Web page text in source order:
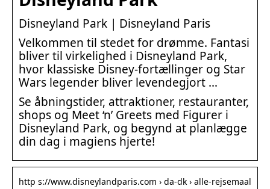
Disneyland Park | Disneyland Paris
Velkommen til stedet for drømme. Fantasi
bliver til virkelighed i Disneyland Park,
hvor klassiske Disney-fortællinger og Star
Wars legender bliver levendegjort …
Se åbningstider, attraktioner, restauranter,
shops og Meet ‘n’ Greets med Figurer i
Disneyland Park, og begynd at planlægge
din dag i magiens hjerte!
http s://www.disneylandparis.com › da-dk › alle-rejsemaal